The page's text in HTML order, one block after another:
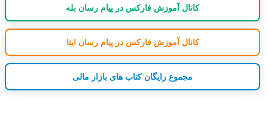
کانال آموزش فارکس در پیام رسان بله
کانال آموزش فارکس در پیام رسان ایتا
مجموع رایگان کتاب های بازار مالی